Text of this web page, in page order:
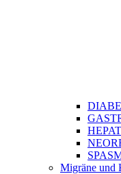
Migräne und